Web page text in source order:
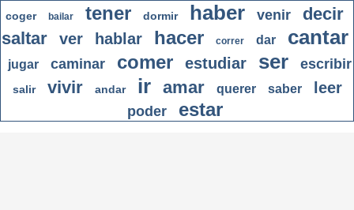
coger bailar tener dormir haber venir
decir
saltar
ver hablar hacer correr dar cantar
jugar caminar comer estudiar ser escribir
salir vivir andar ir amar querer saber leer
poder estar